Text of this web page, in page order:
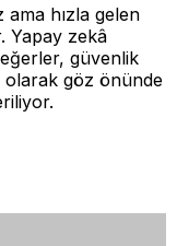
hızla gelen
Yapay zekâ
güvenlik
olarak göz önünde